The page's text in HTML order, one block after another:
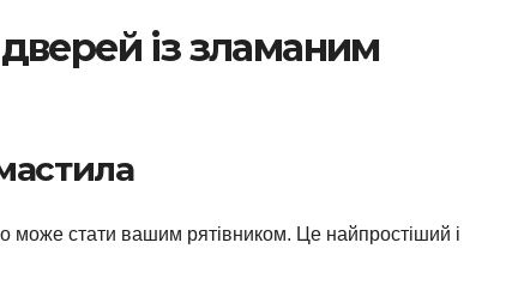
із зламаним
може стати вашим рятівником. Це найпростіший і